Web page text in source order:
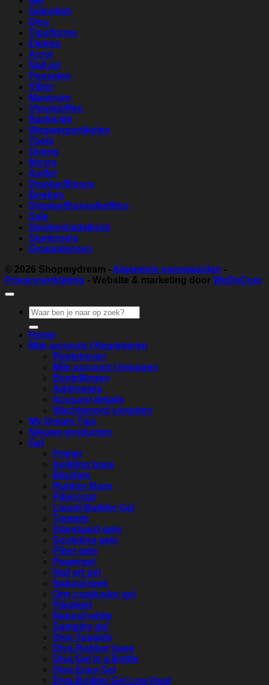
Gelpolish
Diva
Tips/forms
Elektra
Acryl
Nail art
Penselen
Vijlen
Manicure
Vloeistoffen
Barbicide
Wegwerpartikelen
Tools
Overig
Moyra
Koffer
Display/Boxes
Boeken
Display/Boxes/koffers
Sale
Stoelen/zadelkruk
Startersets
Groepslessen
© 2026 Shopmydream - Algemene voorwaarden -
Privacyverklaring - Website & marketing door WeDeCom
Zoeken
naar:
Home
Mijn account / Registreren
Registreren
Mijn account / Inloggen
Bestellingen
Addresses
Account details
Wachtwoord vergeten
My Dream Tips
Nieuwe producten
Gel
Primer
building base
Blushes
Rubber Base
Fibercoat
Liquid Builder Gel
Topgels
Standaard gels
Sculpting gels
Fiber gels
Powergel
Nail art gel
Natural look
One coat/color gel
Plastigel
Natural white
Samples gel
Diva Topgels
Diva Rubber base
Diva Gel in a Bottle
Diva Easy Gel
Diva Builder Gel Low Heat